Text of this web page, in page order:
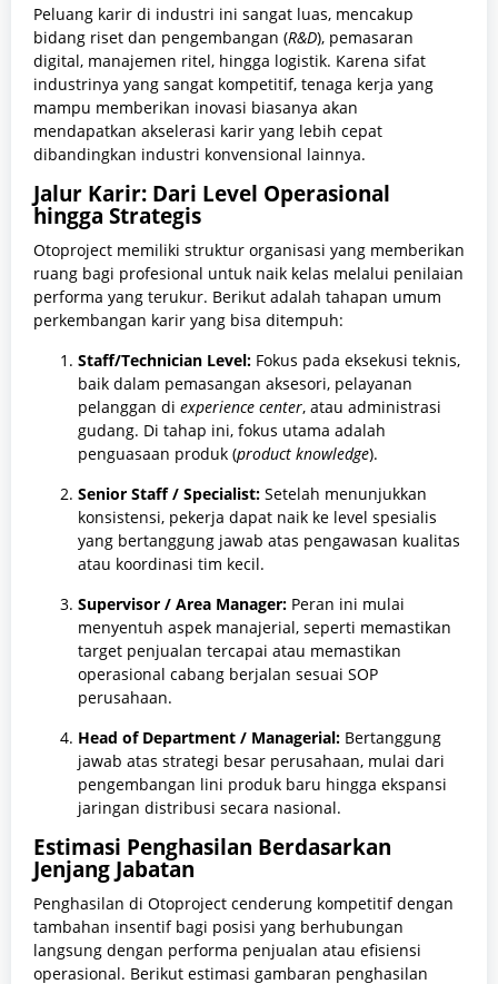
Peluang karir di industri ini sangat luas, mencakup
bidang riset dan pengembangan (R&D), pemasaran
digital, manajemen ritel, hingga logistik. Karena sifat
industrinya yang sangat kompetitif, tenaga kerja yang
mampu memberikan inovasi biasanya akan
mendapatkan akselerasi karir yang lebih cepat
dibandingkan industri konvensional lainnya.
Jalur Karir: Dari Level Operasional
hingga Strategis
Otoproject memiliki struktur organisasi yang memberikan
ruang bagi profesional untuk naik kelas melalui penilaian
performa yang terukur. Berikut adalah tahapan umum
perkembangan karir yang bisa ditempuh:
Staff/Technician Level: Fokus pada eksekusi teknis,
baik dalam pemasangan aksesori, pelayanan
pelanggan di experience center, atau administrasi
gudang. Di tahap ini, fokus utama adalah
penguasaan produk (product knowledge).
Senior Staff / Specialist: Setelah menunjukkan
konsistensi, pekerja dapat naik ke level spesialis
yang bertanggung jawab atas pengawasan kualitas
atau koordinasi tim kecil.
Supervisor / Area Manager: Peran ini mulai
menyentuh aspek manajerial, seperti memastikan
target penjualan tercapai atau memastikan
operasional cabang berjalan sesuai SOP
perusahaan.
Head of Department / Managerial: Bertanggung
jawab atas strategi besar perusahaan, mulai dari
pengembangan lini produk baru hingga ekspansi
jaringan distribusi secara nasional.
Estimasi Penghasilan Berdasarkan
Jenjang Jabatan
Penghasilan di Otoproject cenderung kompetitif dengan
tambahan insentif bagi posisi yang berhubungan
langsung dengan performa penjualan atau efisiensi
operasional. Berikut estimasi gambaran penghasilan